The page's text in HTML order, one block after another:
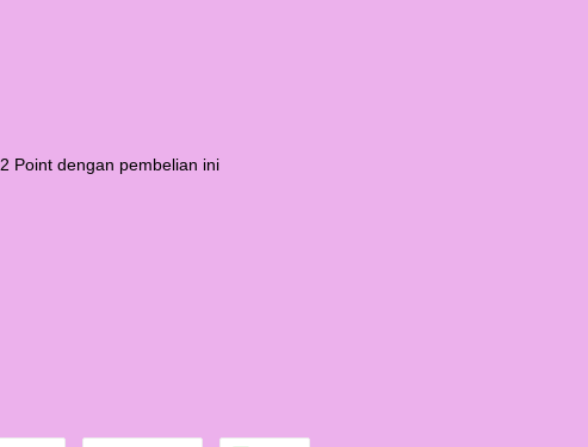
Point dengan pembelian ini